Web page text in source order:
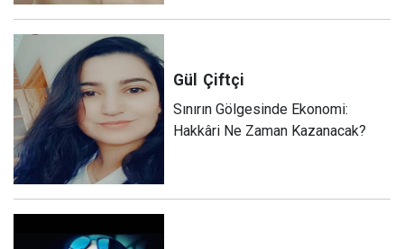
Gül Çiftçi
Sınırın Gölgesinde Ekonomi:
Hakkâri Ne Zaman Kazanacak?